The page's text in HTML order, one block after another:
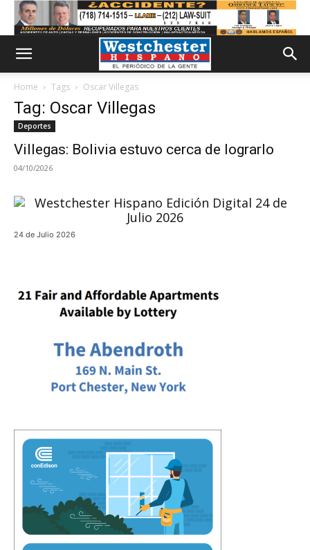
Home Tags Oscar Villegas
Tag: Oscar Villegas
Deportes
Villegas: Bolivia estuvo cerca de lograrlo
04/10/2026
24 de Julio 2026